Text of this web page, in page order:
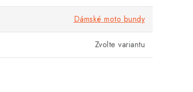
Dámské moto bundy
Zvolte variantu